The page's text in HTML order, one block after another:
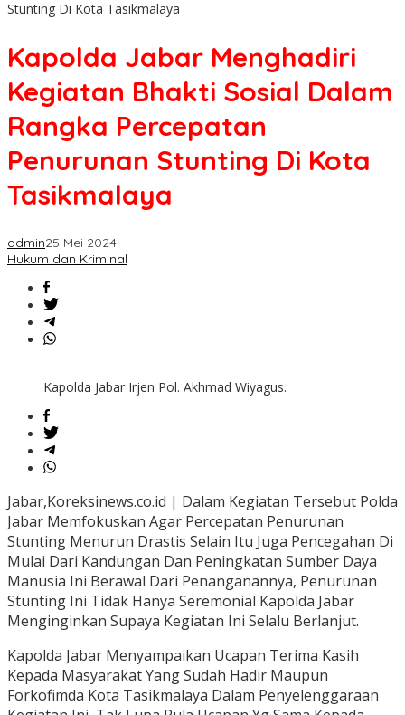
Stunting Di Kota Tasikmalaya
Kapolda Jabar Menghadiri
Kegiatan Bhakti Sosial Dalam
Rangka Percepatan
Penurunan Stunting Di Kota
Tasikmalaya
admin25 Mei 2024
Hukum dan Kriminal
Kapolda Jabar Irjen Pol. Akhmad Wiyagus.
Jabar,Koreksinews.co.id | Dalam Kegiatan Tersebut Polda
Jabar Memfokuskan Agar Percepatan Penurunan
Stunting Menurun Drastis Selain Itu Juga Pencegahan Di
Mulai Dari Kandungan Dan Peningkatan Sumber Daya
Manusia Ini Berawal Dari Penanganannya, Penurunan
Stunting Ini Tidak Hanya Seremonial Kapolda Jabar
Menginginkan Supaya Kegiatan Ini Selalu Berlanjut.
Kapolda Jabar Menyampaikan Ucapan Terima Kasih
Kepada Masyarakat Yang Sudah Hadir Maupun
Forkofimda Kota Tasikmalaya Dalam Penyelenggaraan